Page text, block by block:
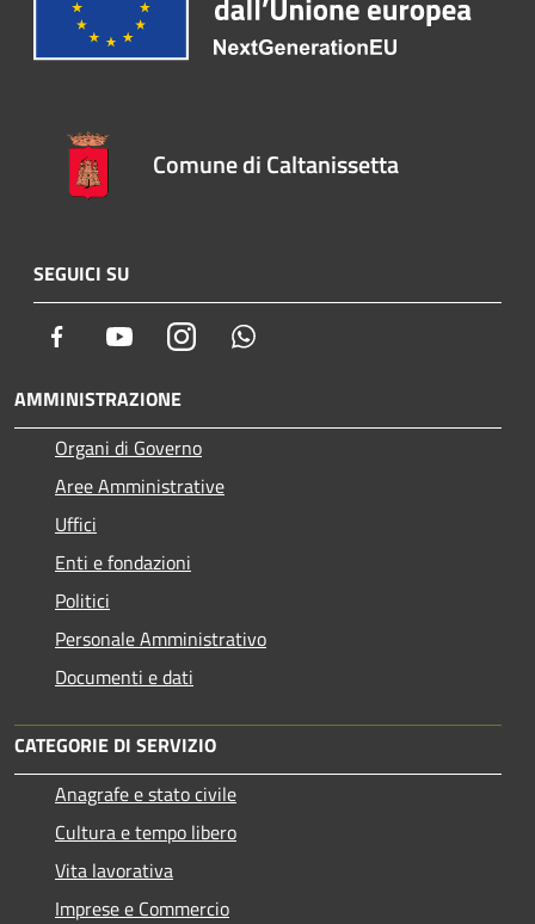
Comune di Caltanissetta
SEGUICI SU
Facebook YoutubeInstagram
AMMINISTRAZIONE
Organi di Governo
Aree Amministrative
Uffici
Enti e fondazioni
Politici
Personale Amministrativo
Documenti e dati
CATEGORIE DI SERVIZIO
Anagrafe e stato civile
Cultura e tempo libero
Vita lavorativa
Imprese e Commercio